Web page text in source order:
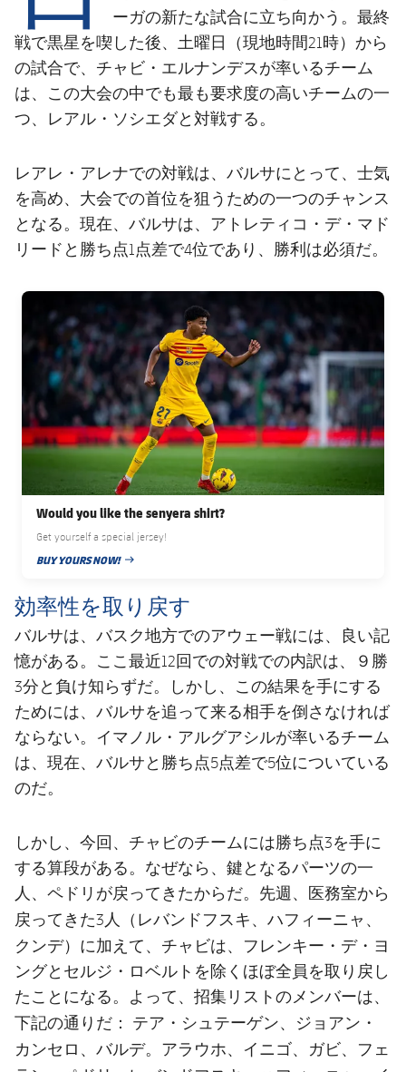
順位表
チケット
結果
順位表
ーガの新たな試合に立ち向かう。最終
戦で黒星を喫した後、土曜日（現地時間21時）から
の試合で、チャビ・エルナンデスが率いるチーム
は、この大会の中でも最も要求度の高いチームの一
つ、レアル・ソシエダと対戦する。
レアレ・アレナでの対戦は、バルサにとって、士気
を高め、大会での首位を狙うための一つのチャンス
となる。現在、バルサは、アトレティコ・デ・マド
リードと勝ち点1点差で4位であり、勝利は必須だ。
FC Barcelona club badge
Would you like the senyera shirt?
Get yourself a special jersey!
BUY YOURS NOW!
PUBLISHED NEWS
効率性を取り戻す
バルサは、バスク地方でのアウェー戦には、良い記
憶がある。ここ最近12回での対戦での内訳は、９勝
3分と負け知らずだ。しかし、この結果を手にする
ためには、バルサを追って来る相手を倒さなければ
ならない。イマノル・アルグアシルが率いるチーム
は、現在、バルサと勝ち点5点差で5位についている
のだ。
しかし、今回、チャビのチームには勝ち点3を手に
する算段がある。なぜなら、鍵となるパーツの一
人、ペドリが戻ってきたからだ。先週、医務室から
戻ってきた3人（ レバンドフスキ、ハフィーニャ、
クンデ）に加えて、チャビは、フレンキー・デ・ヨ
ングとセルジ・ロベルトを除くほぼ全員を取り戻し
たことになる。よって、招集リストのメンバーは、
下記の通りだ： テア・シュテーゲン、ジョアン・
カンセロ、バルデ。アラウホ、イニゴ、ガビ、フェ